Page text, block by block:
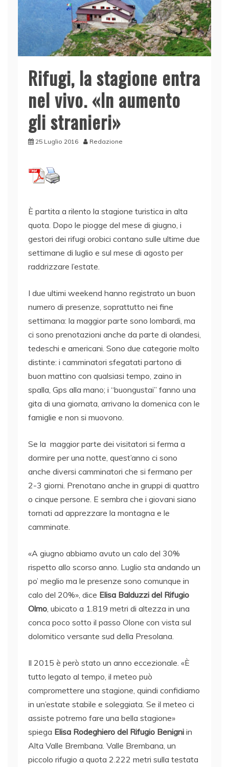
Rifugi, la stagione entra
nel vivo. «In aumento
gli stranieri»
25 Luglio 2016 Redazione
È partita a rilento la stagione turistica in alta
quota. Dopo le piogge del mese di giugno, i
gestori dei rifugi orobici contano sulle ultime due
settimane di luglio e sul mese di agosto per
raddrizzare l’estate.
I due ultimi weekend hanno registrato un buon
numero di presenze, soprattutto nei fine
settimana: la maggior parte sono lombardi, ma
ci sono prenotazioni anche da parte di olandesi,
tedeschi e americani. Sono due categorie molto
distinte: i camminatori sfegatati partono di
buon mattino con qualsiasi tempo, zaino in
spalla, Gps alla mano; i “buongustai” fanno una
gita di una giornata, arrivano la domenica con le
famiglie e non si muovono.
Se la maggior parte dei visitatori si ferma a
dormire per una notte, quest’anno ci sono
anche diversi camminatori che si fermano per
2-3 giorni. Prenotano anche in gruppi di quattro
o cinque persone. E sembra che i giovani siano
tornati ad apprezzare la montagna e le
camminate.
«A giugno abbiamo avuto un calo del 30%
rispetto allo scorso anno. Luglio sta andando un
po’ meglio ma le presenze sono comunque in
calo del 20%», dice Elisa Balduzzi del Rifugio
Olmo , ubicato a 1.819 metri di altezza in una
conca poco sotto il passo Olone con vista sul
dolomitico versante sud della Presolana.
Il 2015 è però stato un anno eccezionale. «È
tutto legato al tempo, il meteo può
compromettere una stagione, quindi confidiamo
in un’estate stabile e soleggiata. Se il meteo ci
assiste potremo fare una bella stagione»
spiega Elisa Rodeghiero del Rifugio Benigni in
Alta Valle Brembana. Valle Brembana, un
piccolo rifugio a quota 2.222 metri sulla testata